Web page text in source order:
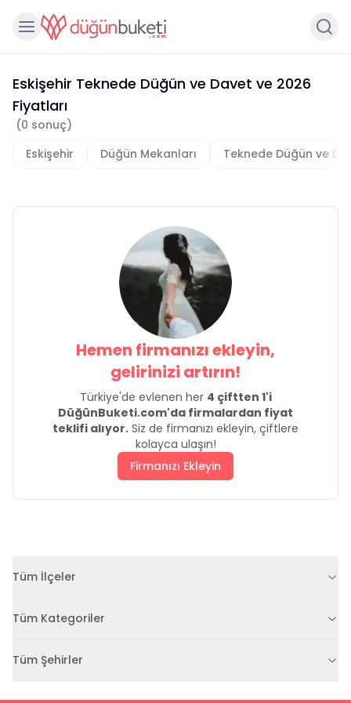
Eskişehir Teknede Düğün ve Davet ve 2026
Fiyatları
(0 sonuç)
Eskişehir
Düğün Mekanları Teknede Düğün ve
Hemen firmanızı ekleyin,
gelirinizi artırın!
Türkiye'de evlenen her 4 çiftten 1'i
DüğünBuketi.com'da firmalardan fiyat
teklifi alıyor. Siz de firmanızı ekleyin, çiftlere
kolayca ulaşın!
Firmanızı Ekleyin
Tüm İlçeler
Tüm Kategoriler
Tüm Şehirler